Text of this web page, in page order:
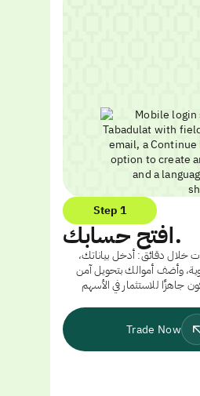
Step 1
افتح حسابك.
خلال دقائق: أدخل بياناتك،
وأضف أموالك بتحويل آمن
جاهزًا للاستثمار في الأسهم
Trade Now